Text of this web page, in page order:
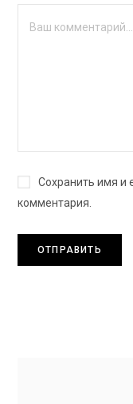
Сохранить имя и
комментария.